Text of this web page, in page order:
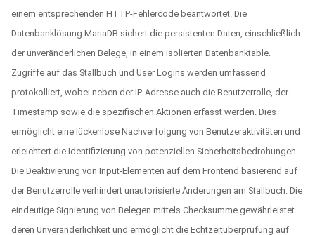
einem entsprechenden HTTP-Fehlercode beantwortet. Die
Datenbanklösung MariaDB sichert die persistenten Daten, einschließlich
der unveränderlichen Belege, in einem isolierten Datenbanktable.
Zugriffe auf das Stallbuch und User Logins werden umfassend
protokolliert, wobei neben der IP-Adresse auch die Benutzerrolle, der
Timestamp sowie die spezifischen Aktionen erfasst werden. Dies
ermöglicht eine lückenlose Nachverfolgung von Benutzeraktivitäten und
erleichtert die Identifizierung von potenziellen Sicherheitsbedrohungen.
Die Deaktivierung von Input-Elementen auf dem Frontend basierend auf
der Benutzerrolle verhindert unautorisierte Änderungen am Stallbuch. Die
eindeutige Signierung von Belegen mittels Checksumme gewährleistet
deren Unveränderlichkeit und ermöglicht die Echtzeitüberprüfung auf